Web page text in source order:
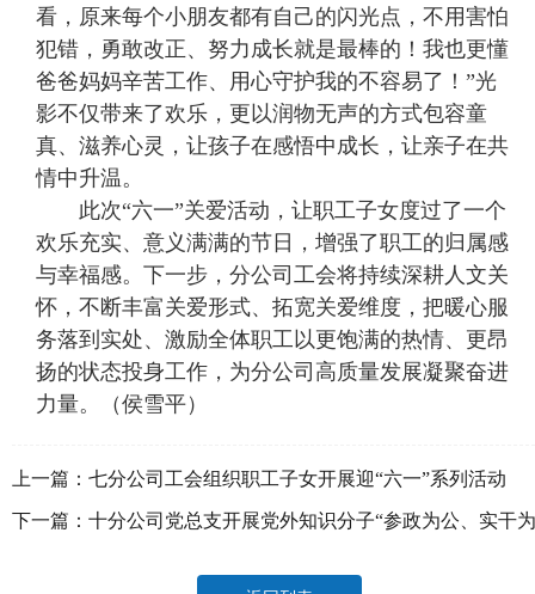
看，原来每个小朋友都有自己的闪光点，不用害怕
犯错，勇敢改正、努力成长就是最棒的！我也更懂
爸爸妈妈辛苦工作、用心守护我的不容易了！”光
影不仅带来了欢乐，更以润物无声的方式包容童
真、滋养心灵，让孩子在感悟中成长，让亲子在共
情中升温。
此次“六一”关爱活动，让职工子女度过了一个
欢乐充实、意义满满的节日，增强了职工的归属感
与幸福感。下一步，分公司工会将持续深耕人文关
怀，不断丰富关爱形式、拓宽关爱维度，把暖心服
务落到实处、激励全体职工以更饱满的热情、更昂
扬的状态投身工作，为分公司高质量发展凝聚奋进
力量。（侯雪平）
上一篇： 七分公司工会组织职工子女开展迎“六一”系列活动
下一篇： 十分公司党总支开展党外知识分子“参政为公、实干为